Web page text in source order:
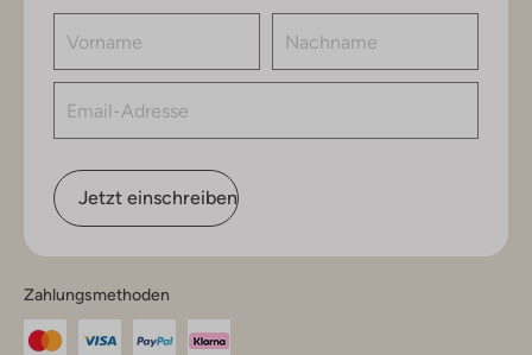
Jetzt einschreiben
Zahlungsmethoden